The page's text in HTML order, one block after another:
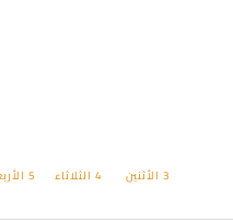
3 الأثنين 4 الثلاثاء 5